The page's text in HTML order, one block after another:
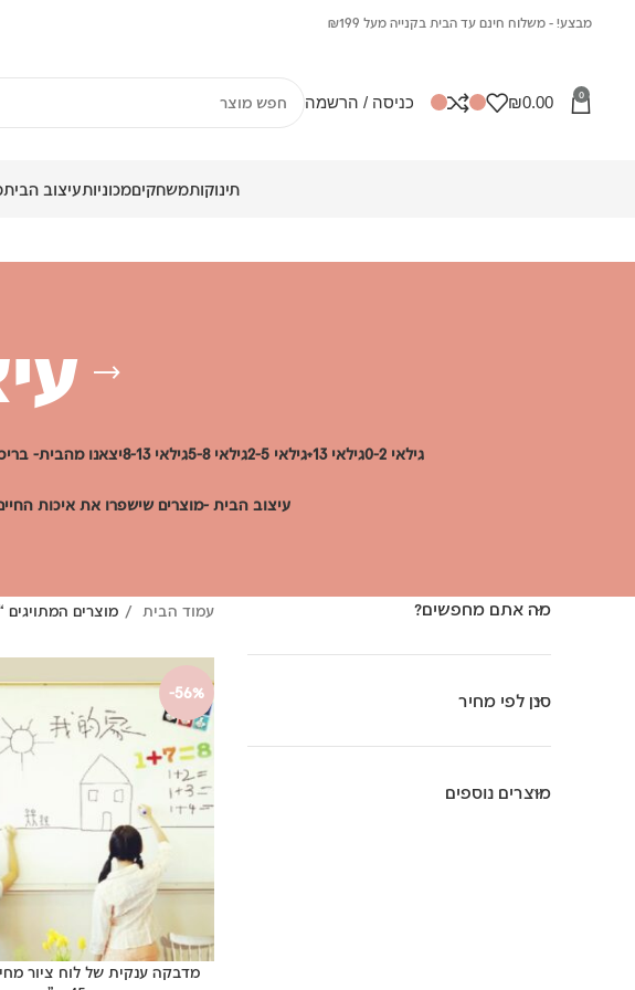
מבצע! - משלוח חינם עד הבית בקנייה מעל ₪199
0
₪0.00 כניסה / הרשמה
תינוקותמשחקיםמכוניותעיצוב הבית
גילאי 0-2 גילאי 13+ גילאי 2-5 גילאי 5-8 גילאי 8-13 יצאנו מהבית-
עיצוב הבית -מוצרים שישפרו את איכות
מה אתם מחפשים?
סנן לפי מחיר
מוצרים נוספים
עמוד הבית מוצרים המתויגים
-56%